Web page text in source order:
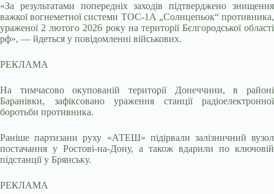
«За результатами попередніх заходів підтверджено знищення
важкої вогнеметної системи ТОС-1А „Солнцепьок“ противника,
ураженої 2 лютого 2026 року на території Бєлгородської області
рф», — йдеться у повідомленні військових.
РЕКЛАМА
На тимчасово окупованій території Донеччини, в районі
Баранівки, зафіксовано ураження станції радіоелектронної
боротьби противника.
Раніше партизани руху «АТЕШ» підірвали залізничний вузол
постачання у Ростові-на-Дону, а також вдарили по ключовій
підстанції у Брянську.
РЕКЛАМА